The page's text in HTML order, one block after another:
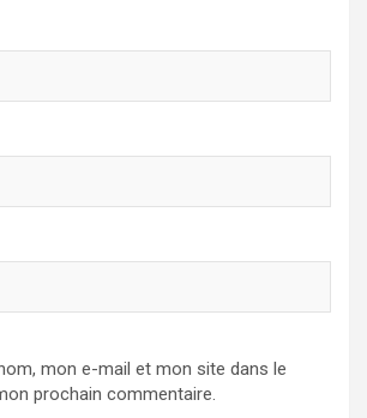
mon e-mail et mon site dans le
prochain commentaire.